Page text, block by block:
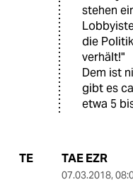
stehen
die
verhält!"
Dem ist
gibt es
etwa 5
TE TAE EZR
07.03.2018,